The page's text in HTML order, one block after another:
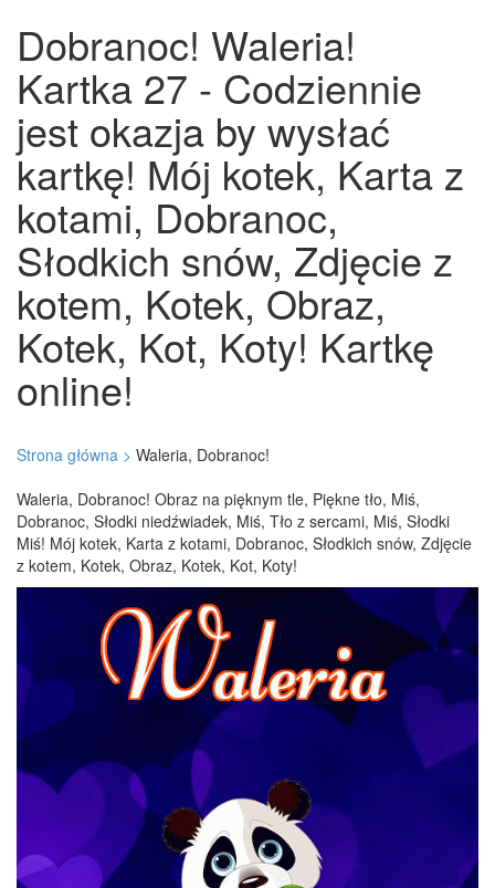
Dobranoc! Waleria!
Kartka 27 - Codziennie
jest okazja by wysłać
kartkę! Mój kotek, Karta z
kotami, Dobranoc,
Słodkich snów, Zdjęcie z
kotem, Kotek, Obraz,
Kotek, Kot, Koty! Kartkę
online!
Strona główna > Waleria, Dobranoc!
Waleria, Dobranoc! Obraz na pięknym tle, Piękne tło, Miś,
Dobranoc, Słodki niedźwiadek, Miś, Tło z sercami, Miś, Słodki
Miś! Mój kotek, Karta z kotami, Dobranoc, Słodkich snów, Zdjęcie
z kotem, Kotek, Obraz, Kotek, Kot, Koty!